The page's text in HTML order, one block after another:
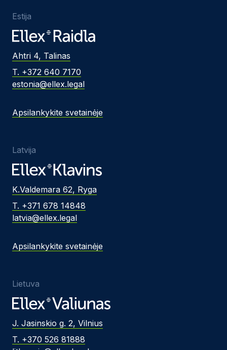
Estija
Ahtri 4, Talinas
T. +372 640 7170
estonia@ellex.legal
Apsilankykite svetainėje
Latvija
K.Valdemara 62, Ryga
T. +371 678 14848
latvia@ellex.legal
Apsilankykite svetainėje
Lietuva
J. Jasinskio g. 2, Vilnius
T. +370 526 81888